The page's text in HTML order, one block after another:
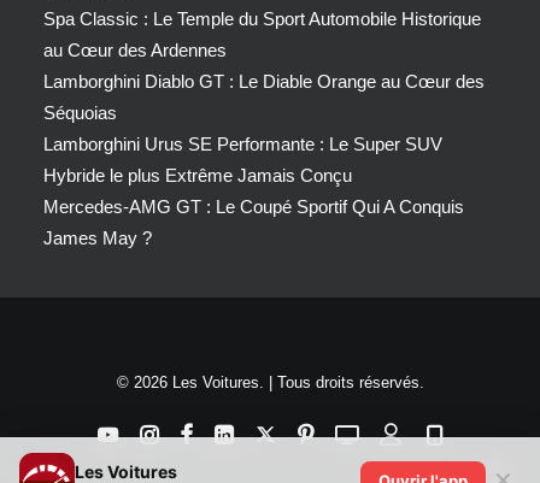
Spa Classic : Le Temple du Sport Automobile Historique
au Cœur des Ardennes
Lamborghini Diablo GT : Le Diable Orange au Cœur des
Séquoias
Lamborghini Urus SE Performante : Le Super SUV
Hybride le plus Extrême Jamais Conçu
Mercedes-AMG GT : Le Coupé Sportif Qui A Conquis
James May ?
© 2026 Les Voitures. | Tous droits réservés.
Les Voitures